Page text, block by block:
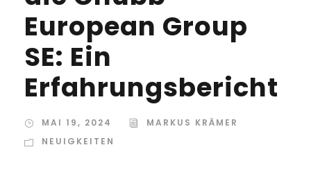
European Group
SE: Ein
Erfahrungsbericht
MAI 19, 2024
MARKUS KRÄMER
NEUIGKEITEN